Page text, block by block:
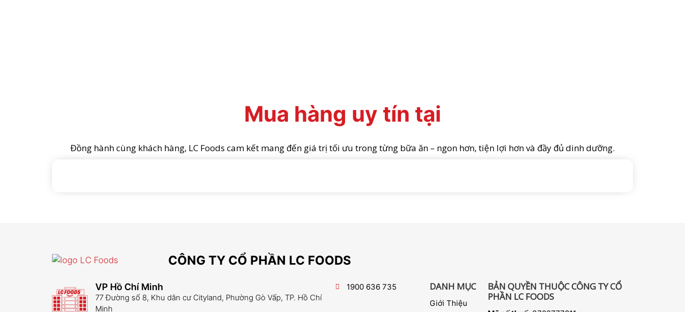
Mua hàng uy tín tại
Đồng hành cùng khách hàng, LC Foods cam kết mang đến giá trị tối ưu trong từng bữa ăn – ngon hơn, tiện lợi hơn và đầy đủ dinh dưỡng.
CÔNG TY CỔ PHẦN LC FOODS
VP Hồ Chí Minh
77 Đường số 8, Khu dân cư Cityland, Phường Gò Vấp, TP. Hồ Chí
Minh
1900 636 735 DANH MỤC
Giới Thiệu
BẢN QUYỀN THUỘC CÔNG TY CỔ
PHẦN LC FOODS